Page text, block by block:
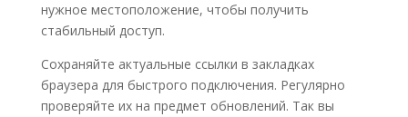
нужное местоположение, чтобы получить
стабильный доступ.
Сохраняйте актуальные ссылки в закладках
браузера для быстрого подключения. Регулярно
проверяйте их на предмет обновлений. Так вы